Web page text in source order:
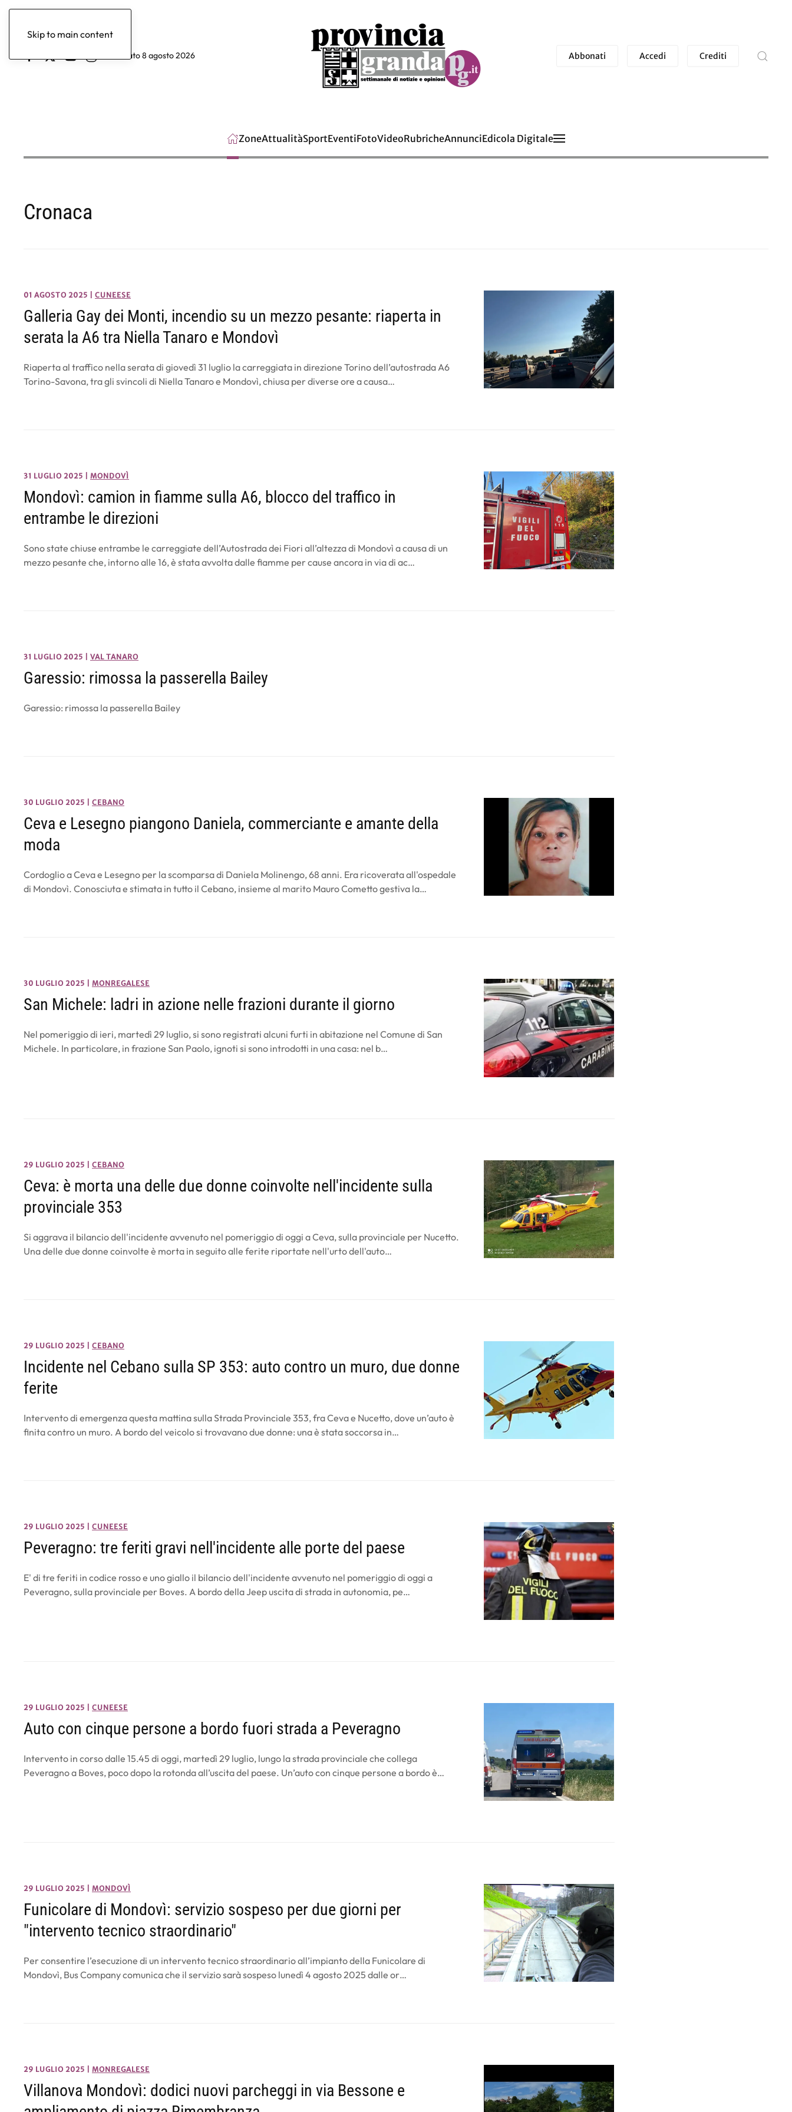
Skip to main content
sabato 8 agosto 2026 Abbonati Accedi Crediti
ZoneAttualitàSportEventiFotoVideoRubricheAnnunciEdicola Digitale
Cronaca
01 AGOSTO 2025 CUNEESE
Galleria Gay dei Monti, incendio su un mezzo pesante: riaperta in
serata la A6 tra Niella Tanaro e Mondovì
Riaperta al traffico nella serata di giovedì 31 luglio la carreggiata in direzione Torino dell’autostrada A6
Torino-Savona, tra gli svincoli di Niella Tanaro e Mondovì, chiusa per diverse ore a causa…
31 LUGLIO 2025 MONDOVÌ
Mondovì: camion in fiamme sulla A6, blocco del traffico in
entrambe le direzioni
Sono state chiuse entrambe le carreggiate dell’Autostrada dei Fiori all’altezza di Mondovì a causa di un
mezzo pesante che, intorno alle 16, è stata avvolta dalle fiamme per cause ancora in via di ac…
31 LUGLIO 2025 VAL TANARO
Garessio: rimossa la passerella Bailey
Garessio: rimossa la passerella Bailey
30 LUGLIO 2025 CEBANO
Ceva e Lesegno piangono Daniela, commerciante e amante della
moda
Cordoglio a Ceva e Lesegno per la scomparsa di Daniela Molinengo, 68 anni. Era ricoverata all'ospedale
di Mondovì. Conosciuta e stimata in tutto il Cebano, insieme al marito Mauro Cometto gestiva la…
30 LUGLIO 2025 MONREGALESE
San Michele: ladri in azione nelle frazioni durante il giorno
Nel pomeriggio di ieri, martedì 29 luglio, si sono registrati alcuni furti in abitazione nel Comune di San
Michele. In particolare, in frazione San Paolo, ignoti si sono introdotti in una casa: nel b…
29 LUGLIO 2025 CEBANO
Ceva: è morta una delle due donne coinvolte nell'incidente sulla
provinciale 353
Si aggrava il bilancio dell'incidente avvenuto nel pomeriggio di oggi a Ceva, sulla provinciale per Nucetto.
Una delle due donne coinvolte è morta in seguito alle ferite riportate nell'urto dell'auto…
29 LUGLIO 2025 CEBANO
Incidente nel Cebano sulla SP 353: auto contro un muro, due donne
ferite
Intervento di emergenza questa mattina sulla Strada Provinciale 353, fra Ceva e Nucetto, dove un’auto è
finita contro un muro. A bordo del veicolo si trovavano due donne: una è stata soccorsa in…
29 LUGLIO 2025 CUNEESE
Peveragno: tre feriti gravi nell'incidente alle porte del paese
E' di tre feriti in codice rosso e uno giallo il bilancio dell'incidente avvenuto nel pomeriggio di oggi a
Peveragno, sulla provinciale per Boves. A bordo della Jeep uscita di strada in autonomia, pe…
29 LUGLIO 2025 CUNEESE
Auto con cinque persone a bordo fuori strada a Peveragno
Intervento in corso dalle 15.45 di oggi, martedì 29 luglio, lungo la strada provinciale che collega
Peveragno a Boves, poco dopo la rotonda all’uscita del paese. Un’auto con cinque persone a bordo è…
29 LUGLIO 2025 MONDOVÌ
Funicolare di Mondovì: servizio sospeso per due giorni per
"intervento tecnico straordinario"
Per consentire l’esecuzione di un intervento tecnico straordinario all’impianto della Funicolare di
Mondovì, Bus Company comunica che il servizio sarà sospeso lunedì 4 agosto 2025 dalle or…
29 LUGLIO 2025 MONREGALESE
Villanova Mondovì: dodici nuovi parcheggi in via Bessone e